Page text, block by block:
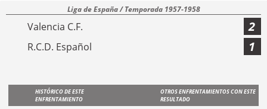
Liga de España / Temporada 1957-1958
Valencia C.F. 2
R.C.D. Español 1
HISTÓRICO DE ESTE
ENFRENTAMIENTO
OTROS ENFRENTAMIENTOS CON ESTE
RESULTADO